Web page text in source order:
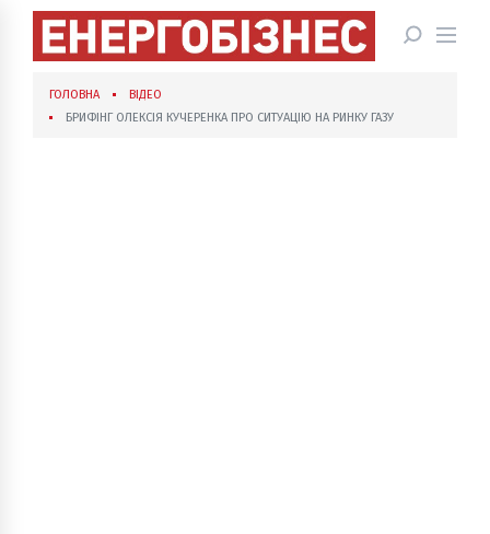
ГОЛОВНА
ВІДЕО
БРИФІНГ ОЛЕКСІЯ КУЧЕРЕНКА ПРО СИТУАЦІЮ НА РИНКУ ГАЗУ